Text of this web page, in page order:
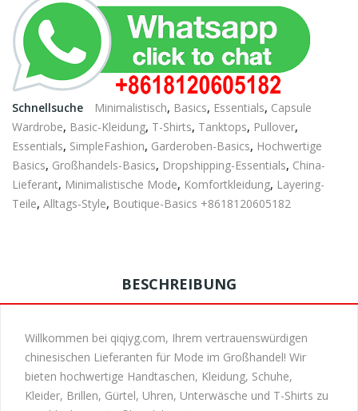
Schnellsuche Minimalistisch, Basics, Essentials, Capsule
Wardrobe, Basic-Kleidung, T-Shirts, Tanktops, Pullover,
Essentials, SimpleFashion, Garderoben-Basics, Hochwertige
Basics, Großhandels-Basics, Dropshipping-Essentials, China-
Lieferant, Minimalistische Mode, Komfortkleidung, Layering-
Teile, Alltags-Style, Boutique-Basics +8618120605182
BESCHREIBUNG
Willkommen bei qiqiyg.com, Ihrem vertrauenswürdigen
chinesischen Lieferanten für Mode im Großhandel! Wir
bieten hochwertige Handtaschen, Kleidung, Schuhe,
Kleider, Brillen, Gürtel, Uhren, Unterwäsche und T-Shirts zu